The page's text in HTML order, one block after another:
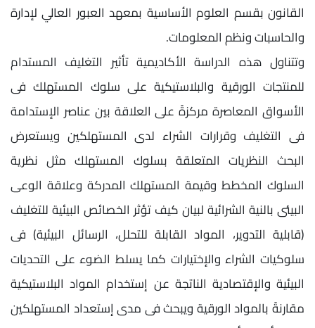
القانون بقسم العلوم الأساسية بمعهد العبور العالي لإدارة
والحاسبات ونظم المعلومات.
وتتناول هذه الدراسة الأكاديمية تأثير التغليف المستدام
للمنتجات الورقية والبلاستيكية على سلوك المستهلك فى
الأسواق المعاصرة مركزةً على العلاقة بين عناصر الإستدامة
فى التغليف وقرارات الشراء لدى المستهلكين ويستعرض
البحث النظريات المتعلقة بسلوك المستهلك مثل نظرية
السلوك المخطط وقيمة المستهلك المدركة وعلاقة الوعى
البيئى بالنية الشرائية لبيان كيف تؤثر الخصائص البيئية للتغليف
(قابلية التدوير، المواد القابلة للتحلل، الرسائل البيئية) فى
سلوكيات الشراء والإختيارات كما يسلط الضوء على التحديات
البيئية والإقتصادية الناتجة عن إستخدام المواد البلاستيكية
مقارنةً بالمواد الورقية ويبحث فى مدى إستعداد المستهلكين